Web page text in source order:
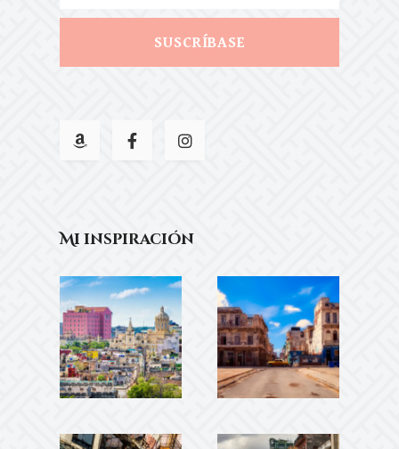
SUSCRÍBASE
Mi inspiración